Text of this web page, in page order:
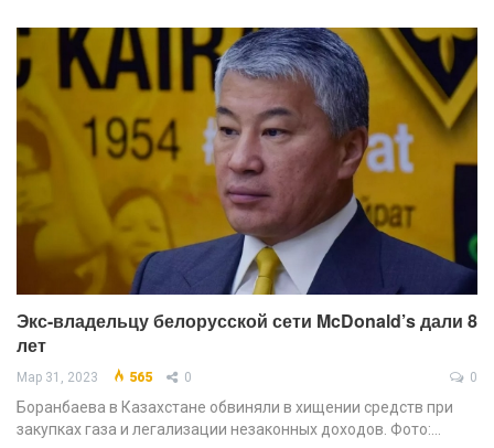
Экс-владельцу белорусской сети McDonald’s дали 8
лет
Мар 31, 2023 565 0 0
Боранбаева в Казахстане обвиняли в хищении средств при
закупках газа и легализации незаконных доходов. Фото:…